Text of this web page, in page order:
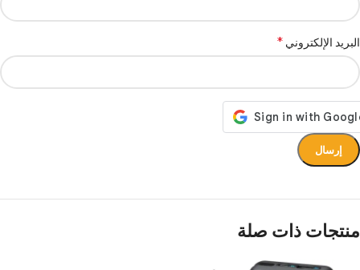
البريد الإلكتروني *
منتجات ذات صلة